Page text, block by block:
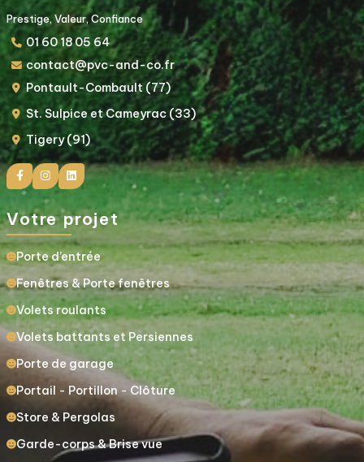
Prestige, Valeur, Confiance
01 60 18 05 64
contact@pvc-and-co.fr
Pontault-Combault (77)
St. Sulpice et Cameyrac (33)
Tigery (91)
Votre projet
Porte d’entrée
Fenêtres & Porte fenêtres
Volets roulants
Volets battants et Persiennes
Porte de garage
Portail - Portillon - Clôture
Store & Pergolas
Garde-corps & Brise vue